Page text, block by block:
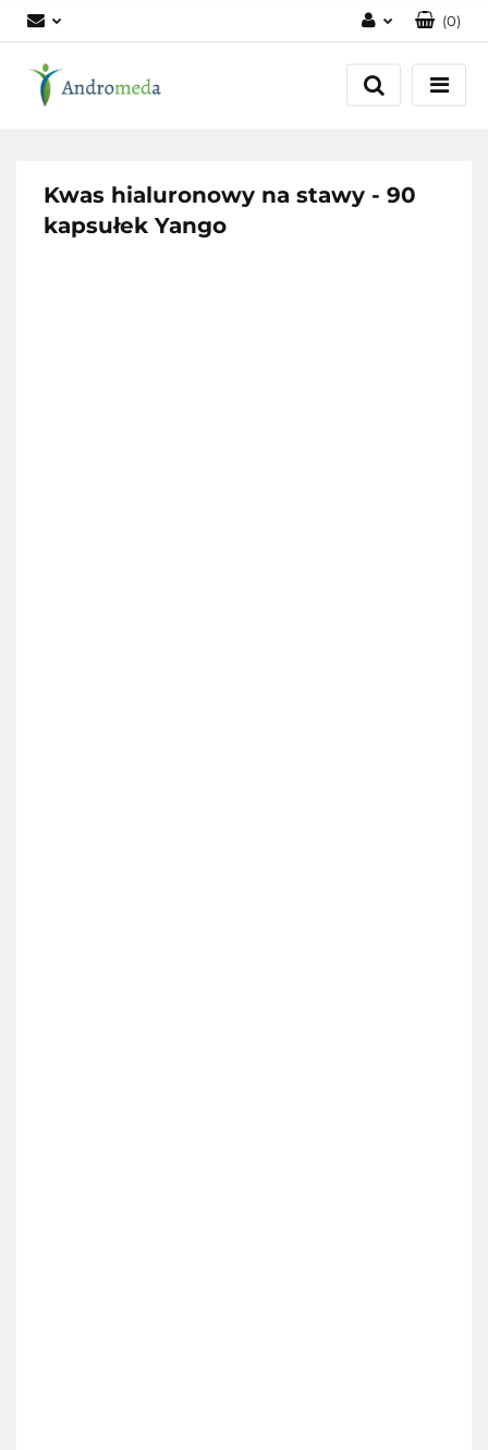
Zaloguj się
Zarejestruj się
(0)
Kwas hialuronowy na stawy - 90
kapsułek Yango